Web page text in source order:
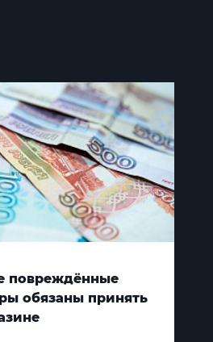
повреждённые
обязаны принять